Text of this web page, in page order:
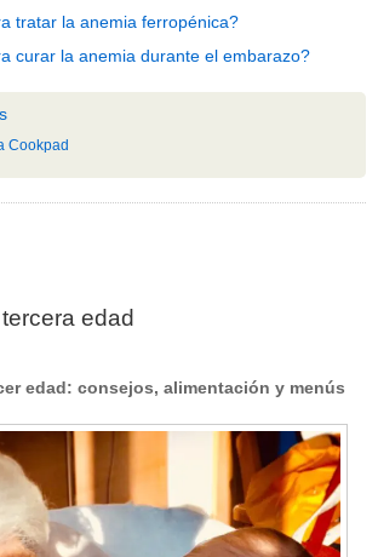
tratar la anemia ferropénica?
curar la anemia durante el embarazo?
Cookpad
edad
edad: consejos, alimentación y menús